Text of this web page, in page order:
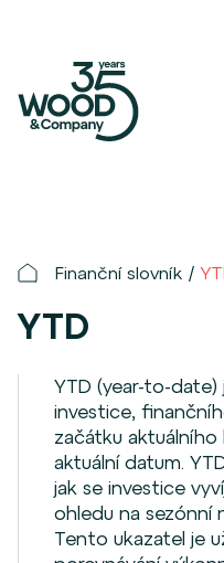
Finanční slovník
YTD
YTD (year-to-
investice,
začátku
aktuální datum.
jak se investice
ohledu na sezónní
Tento ukazatel je